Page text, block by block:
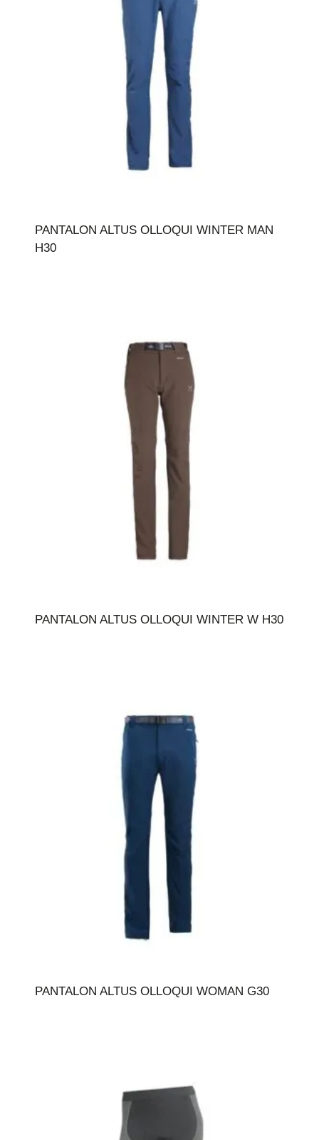
PANTALON ALTUS OLLOQUI WINTER MAN
H30
PANTALON ALTUS OLLOQUI WINTER W H30
PANTALON ALTUS OLLOQUI WOMAN G30